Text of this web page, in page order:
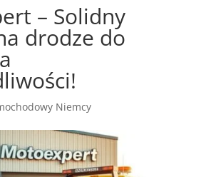
– Solidny
drodze do
Niemcy